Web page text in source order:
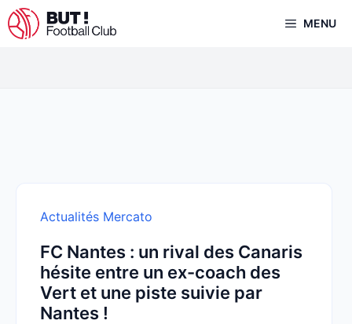
Aller
au
MENU
Actualités Mercato
FC Nantes : un rival des Canaris
hésite entre un ex-coach des
Vert et une piste suivie par
Nantes !